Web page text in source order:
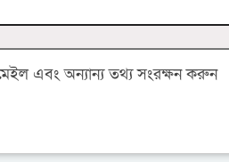
এবং অন্যান্য তথ্য সংরক্ষন করুন